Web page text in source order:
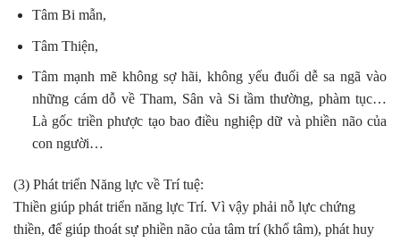
Tâm Bi mẫn,
Tâm Thiện,
Tâm mạnh mẽ không sợ hãi, không yếu đuối dễ sa ngã vào
những cám dỗ về Tham, Sân và Si tầm thường, phàm tục…
Là gốc triền phược tạo bao điều nghiệp dữ và phiền não của
con người…
(3) Phát triển Năng lực về Trí tuệ:
Thiền giúp phát triển năng lực Trí. Vì vậy phải nỗ lực chứng
thiền, để giúp thoát sự phiền não của tâm trí (khổ tâm), phát huy